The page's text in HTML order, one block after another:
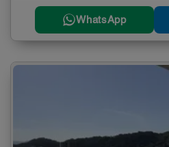
WhatsApp